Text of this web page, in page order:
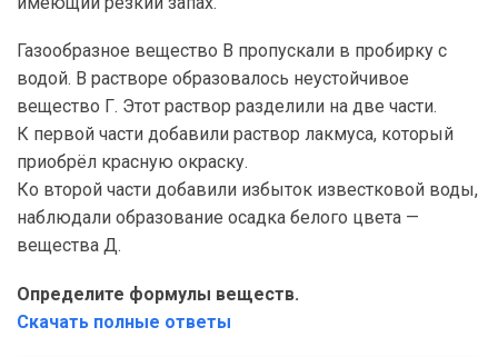
Газообразное вещество В пропускали в пробирку с
водой. В растворе образовалось неустойчивое
вещество Г. Этот раствор разделили на две части.
К первой части добавили раствор лакмуса, который
приобрёл красную окраску.
Ко второй части добавили избыток известковой воды,
наблюдали образование осадка белого цвета —
вещества Д.
Определите формулы веществ.
Скачать полные ответы